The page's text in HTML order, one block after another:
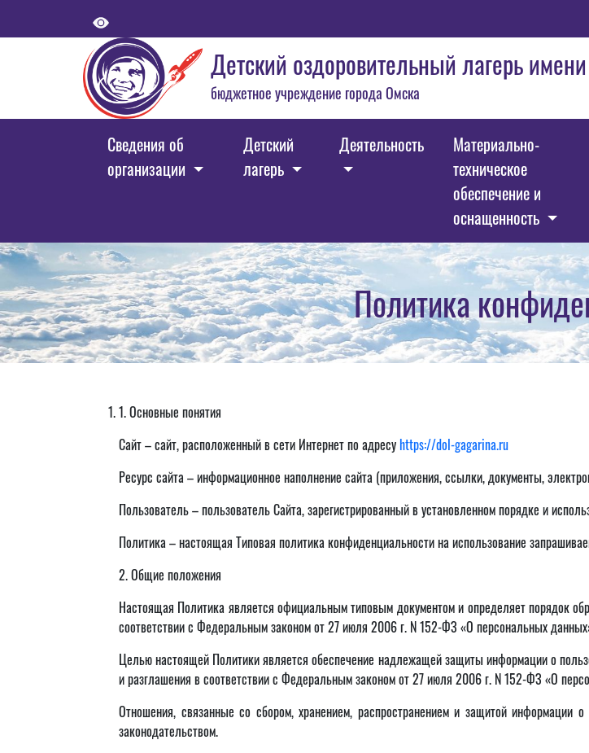
Детский оздоровительный лагерь
бюджетное учреждение города Омска
Сведения об
организации
Детский
лагерь
Деятельность
Материально-
техническое
обеспечение и
оснащенность
Политика
1. Основные понятия
Сайт – сайт, расположенный в сети Интернет по адресу https://dol-gagarina.ru
Ресурс сайта – информационное наполнение сайта (приложения, ссылки, документы,
Пользователь – пользователь Сайта, зарегистрированный в установленном порядке и
Политика – настоящая Типовая политика конфиденциальности на использование
2. Общие положения
Настоящая Политика является официальным типовым документом и определяет порядок
соответствии с Федеральным законом от 27 июля 2006 г. N 152-ФЗ «О персональных
Целью настоящей Политики является обеспечение надлежащей защиты информации о
и разглашения в соответствии с Федеральным законом от 27 июля 2006 г. N 152-ФЗ «О
Отношения, связанные со сбором, хранением, распространением и защитой информации
законодательством.